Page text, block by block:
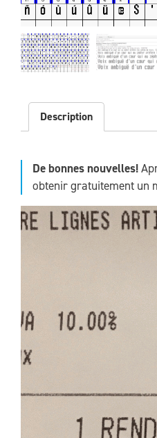
Description
De bonnes nouvelles!
obtenir gratuitement un